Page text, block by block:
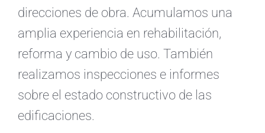
direcciones de obra. Acumulamos una
amplia experiencia en rehabilitación,
reforma y cambio de uso. También
realizamos inspecciones e informes
sobre el estado constructivo de las
edificaciones.